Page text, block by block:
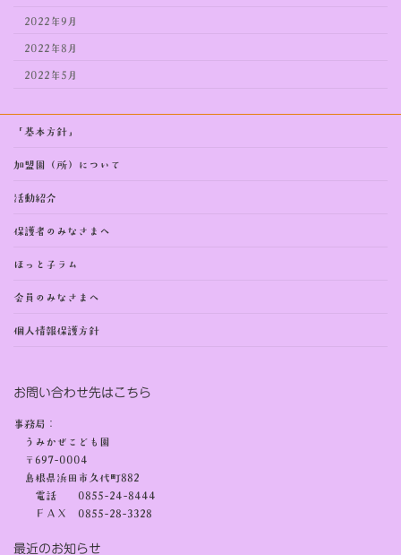
2022年9月
2022年8月
2022年5月
「基本方針」
加盟園（所）について
活動紹介
保護者のみなさまへ
ほっと子ラム
会員のみなさまへ
個人情報保護方針
お問い合わせ先はこちら
事務局：
うみかぜこども園
〒697-0004
島根県浜田市久代町882
電話 0855-24-8444
ＦＡＸ 0855-28-3328
最近のお知らせ